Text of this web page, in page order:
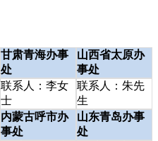
甘肃青海办事
处
山西省太原办
事处
联系人：李女
士
联系人：朱先
生
内蒙古呼市办
事处
山东青岛办事
处